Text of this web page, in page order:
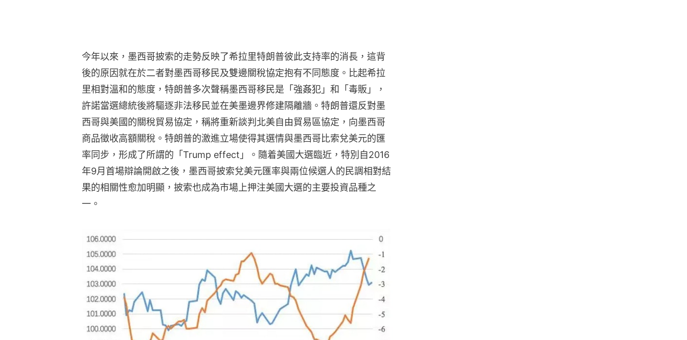
今年以來，墨西哥披索的走勢反映了希拉里特朗普彼此支持率的消長，這背
後的原因就在於二者對墨西哥移民及雙邊關稅協定抱有不同態度。比起希拉
里相對溫和的態度，特朗普多次聲稱墨西哥移民是「強姦犯」和「毒販」，
許諾當選總統後將驅逐非法移民並在美墨邊界修建隔離牆。特朗普還反對墨
西哥與美國的關稅貿易協定，稱將重新談判北美自由貿易區協定，向墨西哥
商品徵收高額關稅。特朗普的激進立場使得其選情與墨西哥比索兌美元的匯
率同步，形成了所謂的「Trump effect」。隨着美國大選臨近，特別自2016
年9月首場辯論開啟之後，墨西哥披索兌美元匯率與兩位候選人的民調相對結
果的相關性愈加明顯，披索也成為市場上押注美國大選的主要投資品種之
一。